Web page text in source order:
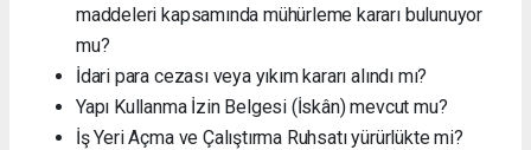
maddeleri kapsamında mühürleme kararı bulunuyor
mu?
İdari para cezası veya yıkım kararı alındı mı?
Yapı Kullanma İzin Belgesi (İskân) mevcut mu?
İş Yeri Açma ve Çalıştırma Ruhsatı yürürlükte mi?